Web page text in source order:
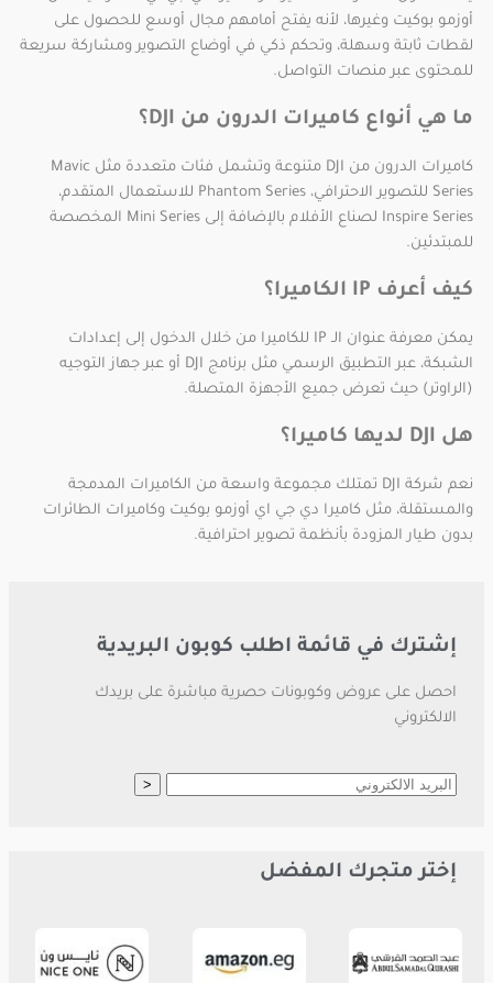
أوزمو بوكيت وغيرها، لأنه يفتح أمامهم مجال أوسع للحصول على
لقطات ثابتة وسهلة، وتحكم ذكي في أوضاع التصوير ومشاركة سريعة
للمحتوى عبر منصات التواصل.
ما هي أنواع كاميرات الدرون من DJI؟
كاميرات الدرون من DJI متنوعة وتشمل فئات متعددة مثل Mavic
Series للتصوير الاحترافي، Phantom Series للاستعمال المتقدم،
Inspire Series لصناع الأفلام بالإضافة إلى Mini Series المخصصة
للمبتدئين.
كيف أعرف IP الكاميرا؟
يمكن معرفة عنوان الـ IP للكاميرا من خلال الدخول إلى إعدادات
الشبكة، عبر التطبيق الرسمي مثل برنامج DJI أو عبر جهاز التوجيه
(الراوتر) حيث تعرض جميع الأجهزة المتصلة.
هل DJI لديها كاميرا؟
نعم شركة DJI تمتلك مجموعة واسعة من الكاميرات المدمجة
والمستقلة، مثل كاميرا دي جي اي أوزمو بوكيت وكاميرات الطائرات
بدون طيار المزودة بأنظمة تصوير احترافية.
إشترك في قائمة اطلب كوبون البريدية
احصل على عروض وكوبونات حصرية مباشرة على بريدك
الالكتروني
إختر متجرك المفضل